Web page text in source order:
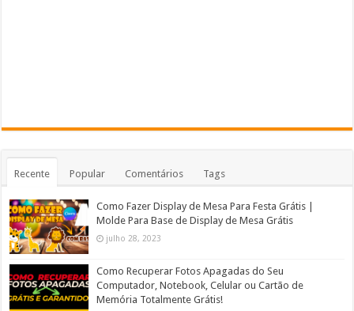
Recente Popular Comentários Tags
Como Fazer Display de Mesa Para Festa Grátis |
Molde Para Base de Display de Mesa Grátis
julho 28, 2023
Como Recuperar Fotos Apagadas do Seu
Computador, Notebook, Celular ou Cartão de
Memória Totalmente Grátis!